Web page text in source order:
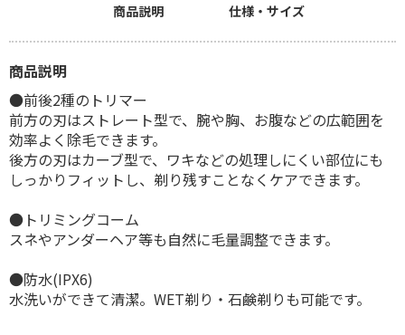
商品説明 仕様・サイズ
商品説明
●前後2種のトリマー
前方の刃はストレート型で、腕や胸、お腹などの広範囲を
効率よく除毛できます。
後方の刃はカーブ型で、ワキなどの処理しにくい部位にも
しっかりフィットし、剃り残すことなくケアできます。
●トリミングコーム
スネやアンダーヘア等も自然に毛量調整できます。
●防水(IPX6)
水洗いができて清潔。WET剃り・石鹸剃りも可能です。